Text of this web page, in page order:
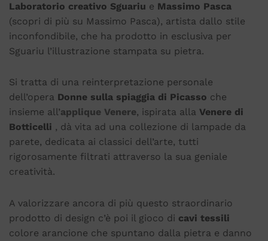
Laboratorio creativo Sguariu e Massimo Pasca
(scopri di più su Massimo Pasca), artista dallo stile
inconfondibile, che ha prodotto in esclusiva per
Sguariu l’illustrazione stampata su pietra.
Si tratta di una reinterpretazione personale
dell’opera Donne sulla spiaggia di Picasso che
insieme all’applique Venere, ispirata alla Venere di
Botticelli , dà vita ad una collezione di lampade da
parete, dedicata ai classici dell’arte, tutti
rigorosamente filtrati attraverso la sua geniale
creatività.
A valorizzare ancora di più questo straordinario
prodotto di design c’è poi il gioco di cavi tessili
colore arancione che spuntano dalla pietra e danno